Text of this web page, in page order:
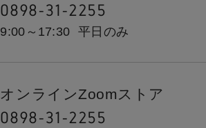
0898-31-2255
9:00～17:30 平日のみ
オンラインZoomストア
0898-31-2255